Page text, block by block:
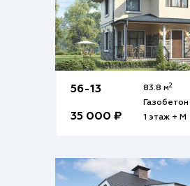
56-13
35 000 ₽
83.8 м2
Газобетон
1 этаж + М